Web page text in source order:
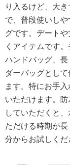
り入るけど、大
で、普段使いし
グです。デート
くアイテムです
ハンドバッグ、
ダーバッグとし
ます。特にお手
いただけます。
していただくと
ただける時期が
分からお試しくだ